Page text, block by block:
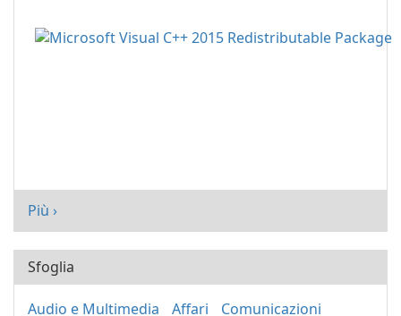
Più ›
Sfoglia
Audio e Multimedia Affari Comunicazioni